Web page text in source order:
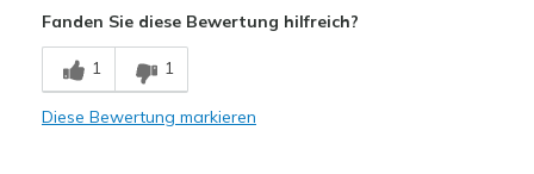
Breathe Well
Comfortable
Fanden Sie diese Bewertung hilfreich?
1 1
Diese Bewertung markieren